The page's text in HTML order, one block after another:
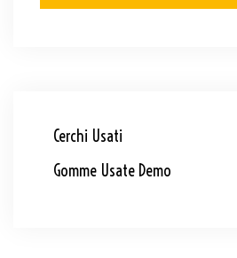
Cerchi Usati
Gomme Usate Demo